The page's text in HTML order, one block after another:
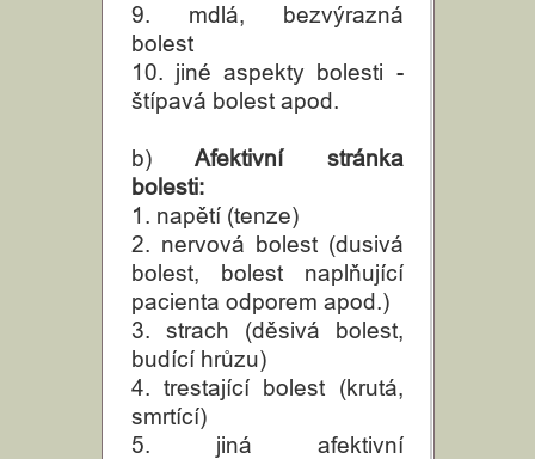
9. mdlá, bezvýrazná
bolest
10. jiné aspekty bolesti -
štípavá bolest apod.
b) Afektivní stránka
bolesti:
1. napětí (tenze)
2. nervová bolest (dusivá
bolest, bolest naplňující
pacienta odporem apod.)
3. strach (děsivá bolest,
budící hrůzu)
4. trestající bolest (krutá,
smrtící)
5. jiná afektivní